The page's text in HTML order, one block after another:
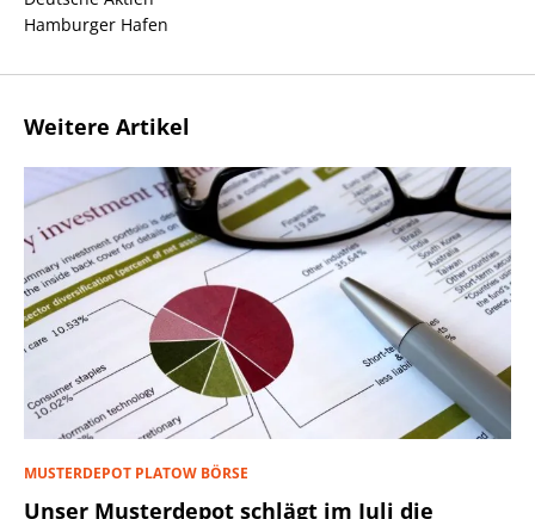
Hamburger Hafen
Weitere Artikel
MUSTERDEPOT PLATOW BÖRSE
Unser Musterdepot schlägt im Juli die